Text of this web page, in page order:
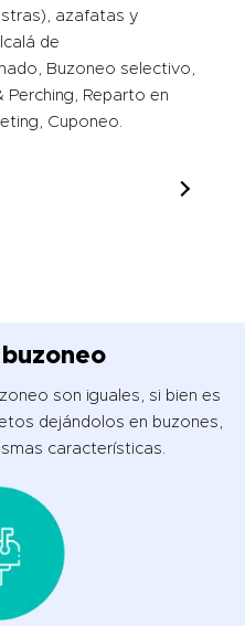
azafatas y
de
Buzoneo selectivo,
Perching, Reparto en
Cuponeo.
son iguales, si bien es
dejándolos en buzones,
características.